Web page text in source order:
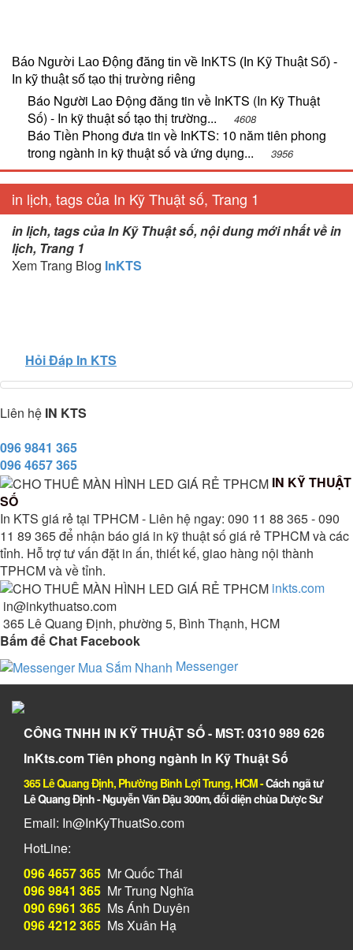
Báo Người Lao Động đăng tin về InKTS (In Kỹ Thuật Số) -
In kỹ thuật số tạo thị trường riêng
Báo Người Lao Động đăng tin về InKTS (In Kỹ Thuật
Số) - In kỹ thuật số tạo thị trường...
4608
Báo Tiền Phong đưa tin về InKTS: 10 năm tiên phong
trong ngành in kỹ thuật số và ứng dụng...
3956
in lịch, tags của In Kỹ Thuật số, Trang 1
in lịch, tags của In Kỹ Thuật số, nội dung mới nhất về in
lịch, Trang 1
Xem Trang Blog InKTS
Hỏi Đáp In KTS
Liên hệ IN KTS
096 9841 365
096 4657 365
IN KỸ THUẬT
SỐ
In KTS giá rẻ tại TPHCM - Liên hệ ngay: 090 11 88 365 - 090
11 89 365 để nhận báo giá in kỹ thuật số giá rẻ TPHCM và các
tỉnh. Hỗ trợ tư vấn đặt in ấn, thiết kế, giao hàng nội thành
TPHCM và về tỉnh.
inkts.com
in@inkythuatso.com
365 Lê Quang Định, phường 5, Bình Thạnh, HCM
Bấm để Chat Facebook
Messenger
CÔNG TNHH IN KỸ THUẬT SỐ - MST: 0310 989 626
InKts.com Tiên phong ngành In Kỹ Thuật Số
365 Lê Quang Định, Phường Bình Lợi Trung, HCM-Cách ngã tư
Lê Quang Định - Nguyễn Văn Đậu 300m, đối diện chùa Dược Sư
Email: In@InKyThuatSo.com
HotLine:
096 4657 365 Mr Quốc Thái
096 9841 365 Mr Trung Nghĩa
090 6961 365 Ms Ánh Duyên
096 4212 365 Ms Xuân Hạ